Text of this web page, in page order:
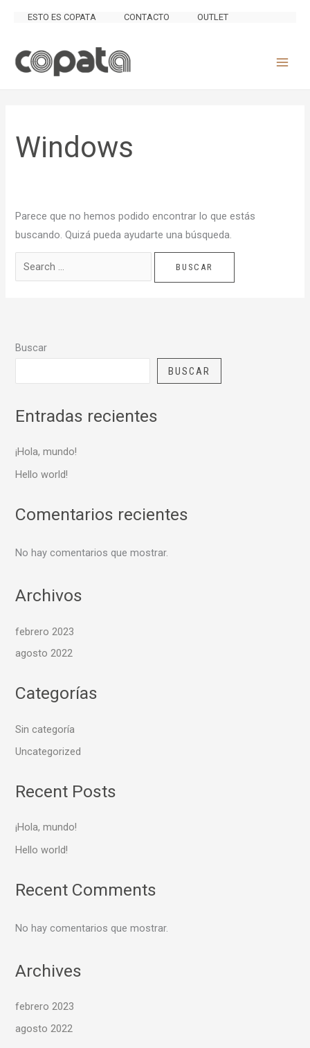
ESTO ES COPATA CONTACTO OUTLET
Windows
Parece que no hemos podido encontrar lo que estás
buscando. Quizá pueda ayudarte una búsqueda.
Buscar
BUSCAR
Entradas recientes
¡Hola, mundo!
Hello world!
Comentarios recientes
No hay comentarios que mostrar.
Archivos
febrero 2023
agosto 2022
Categorías
Sin categoría
Uncategorized
Recent Posts
¡Hola, mundo!
Hello world!
Recent Comments
No hay comentarios que mostrar.
Archives
febrero 2023
agosto 2022